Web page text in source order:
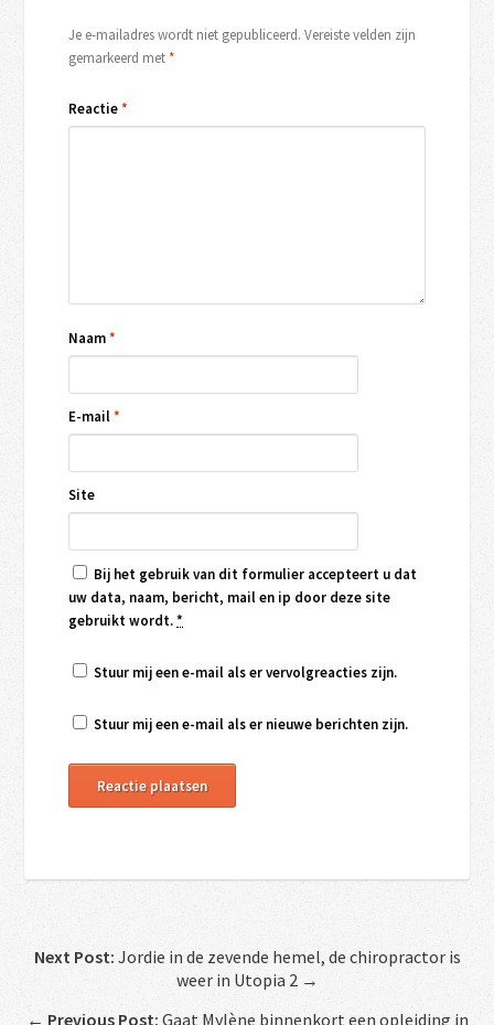
Je e-mailadres wordt niet gepubliceerd. Vereiste velden zijn
gemarkeerd met*
Reactie*
Naam*
E-mail*
Site
Bij het gebruik van dit formulier accepteert u dat
uw data, naam, bericht, mail en ip door deze site
gebruikt wordt.*
Stuur mij een e-mail als er vervolgreacties zijn.
Stuur mij een e-mail als er nieuwe berichten zijn.
Next Post: Jordie in de zevende hemel, de chiropractor is
weer in Utopia 2 →
← Previous Post: Gaat Mylène binnenkort een opleiding in